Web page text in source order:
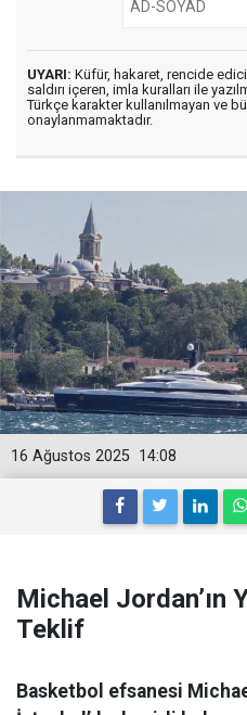
UYARI: Küfür, hakaret, rencide
saldırı içeren, imla kuralları ile
Türkçe karakter kullanılmayan ve
onaylanmamaktadır.
14:08
16 Ağustos 2025
Michael Jordan’ın
Teklif
Basketbol efsanesi